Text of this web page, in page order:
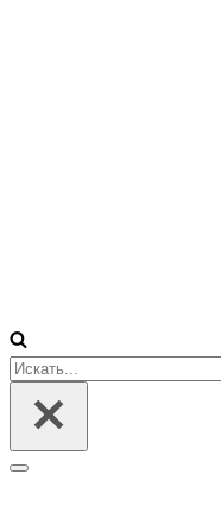
Искать...
Меню